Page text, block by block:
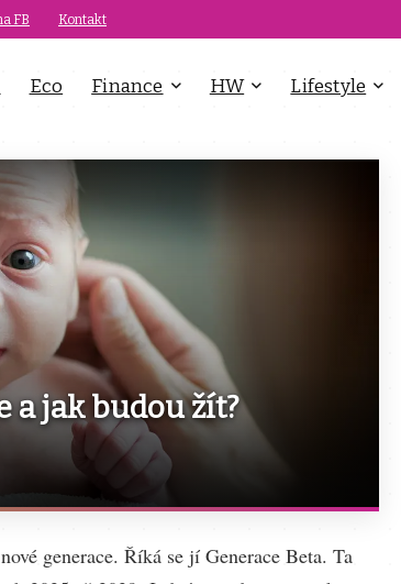
FB Kontakt
Eco Finance HW Lifestyle
a jak budou žít?
generace. Říká se jí Generace Beta. Ta